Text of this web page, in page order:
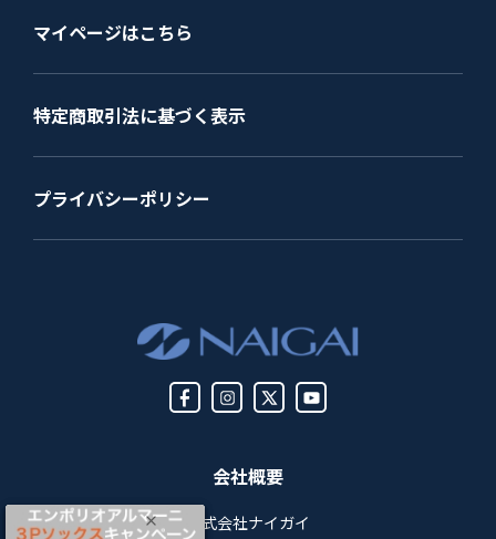
会社概要
株式会社ナイガイ
マイページはこちら
特定商取引法に基づく表示
プライバシーポリシー